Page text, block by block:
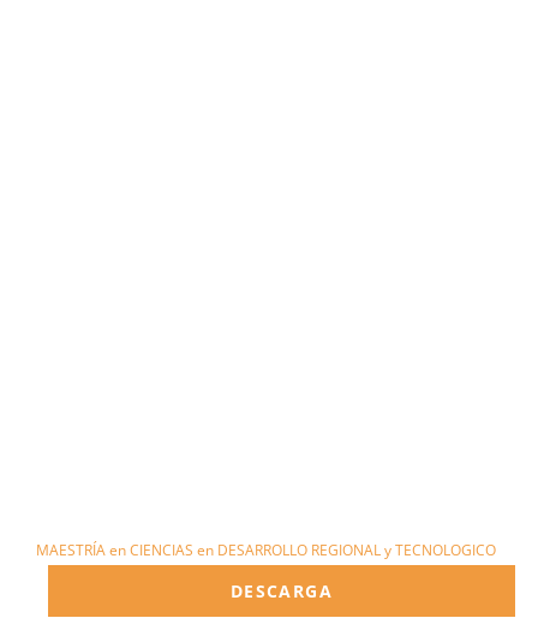
MAESTRÍA en CIENCIAS en DESARROLLO REGIONAL y TECNOLOGICO
DESCARGA